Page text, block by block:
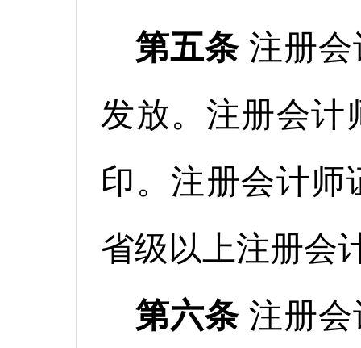
第五条 注册
发放。注册会计
印。注册会计师
省级以上注册会
第六条注册会